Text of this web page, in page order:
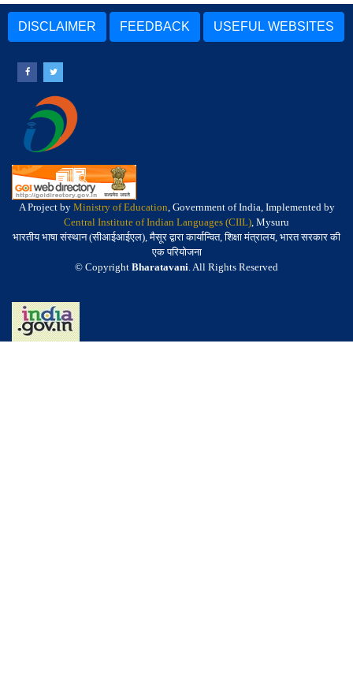
DISCLAIMER FEEDBACK USEFUL WEBSITES
A Project by Ministry of Education, Government of India, Implemented by
Central Institute of Indian Languages (CIIL), Mysuru
भारतीय भाषा संस्थान (सीआईआईएल), मैसूर द्वारा कार्यान्वित, शिक्षा मंत्रालय, भारत सरकार की
एक परियोजना
© Copyright Bharatavani. All Rights Reserved